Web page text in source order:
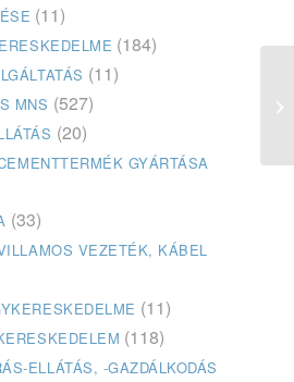
(11)
(184)
(11)
MNS (527)
(20)
GYÁRTÁSA
(33)
VEZETÉK, KÁBEL
(11)
(118)
ELLÁTÁS, -GAZDÁLKODÁS